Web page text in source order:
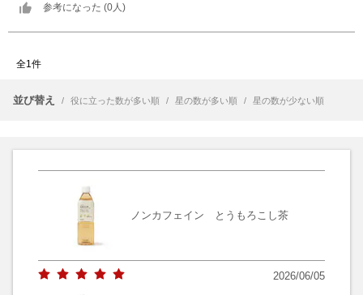
参考になった (0 人)
全1件
並び替え / 役に立った数が多い順 / 星の数が多い順 / 星の数が少ない順
ノンカフェイン とうもろこし茶
2026/06/05